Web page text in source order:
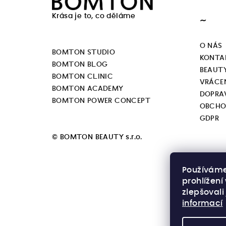
prohlížení
informací
Krása je to, co děláme
BOMTON STUDIO
BOMTON BLOG
BOMTON CLINIC
BOMTON ACADEMY
BOMTON POWER CONCEPT
© BOMTON BEAUTY s.r.o.
~
O NÁS
GDPR